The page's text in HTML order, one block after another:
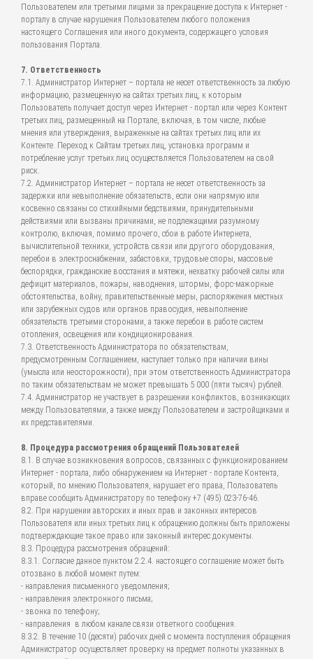
Пользователем или третьими лицами за прекращение доступа к Интернет -
порталу в случае нарушения Пользователем любого положения
настоящего Соглашения или иного документа, содержащего условия
пользования Портала.
7. Ответственность
7.1. Администратор Интернет – портала не несет ответственность за любую
информацию, размещенную на сайтах третьих лиц, к которым
Пользователь получает доступ через Интернет - портал или через Контент
третьих лиц, размещенный на Портале, включая, в том числе, любые
мнения или утверждения, выраженные на сайтах третьих лиц или их
Контенте. Переход к Сайтам третьих лиц, установка программ и
потребление услуг третьих лиц осуществляется Пользователем на свой
риск.
7.2. Администратор Интернет – портала не несет ответственность за
задержки или невыполнение обязательств, если они напрямую или
косвенно связаны со стихийными бедствиями, принудительными
действиями или вызваны причинами, не подлежащими разумному
контролю, включая, помимо прочего, сбои в работе Интернета,
вычислительной техники, устройств связи или другого оборудования,
перебои в электроснабжении, забастовки, трудовые споры, массовые
беспорядки, гражданские восстания и мятежи, нехватку рабочей силы или
дефицит материалов, пожары, наводнения, штормы, форс-мажорные
обстоятельства, войну, правительственные меры, распоряжения местных
или зарубежных судов или органов правосудия, невыполнение
обязательств третьими сторонами, а также перебои в работе систем
отопления, освещения или кондиционирования.
7.3. Ответственность Администратора по обязательствам,
предусмотренным Соглашением, наступает только при наличии вины
(умысла или неосторожности), при этом ответственность Администратора
по таким обязательствам не может превышать 5 000 (пяти тысяч) рублей.
7.4. Администратор не участвует в разрешении конфликтов, возникающих
между Пользователями, а также между Пользователем и застройщиками и
их представителями.
8. Процедура рассмотрения обращений Пользователей
8.1. В случае возникновения вопросов, связанных с функционированием
Интернет - портала, либо обнаружением на Интернет - портале Контента,
который, по мнению Пользователя, нарушает его права, Пользователь
вправе сообщить Администратору по телефону +7 (495) 023-76-46.
8.2. При нарушении авторских и иных прав и законных интересов
Пользователя или иных третьих лиц к обращению должны быть приложены
подтверждающие такое право или законный интерес документы.
8.3. Процедура рассмотрения обращений:
8.3.1. Согласие данное пунктом 2.2.4. настоящего соглашение может быть
отозвано в любой момент путем:
- направления письменного уведомления;
- направления электронного письма;
- звонка по телефону;
- направления в любом канале связи ответного сообщения.
8.3.2. В течение 10 (десяти) рабочих дней с момента поступления обращения
Администратор осуществляет проверку на предмет полноты указанных в